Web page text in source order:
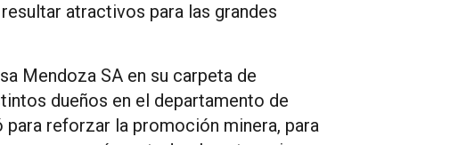
atractivos para las grandes
Mendoza SA en su carpeta de
dueños en el departamento de
reforzar la promoción minera, para